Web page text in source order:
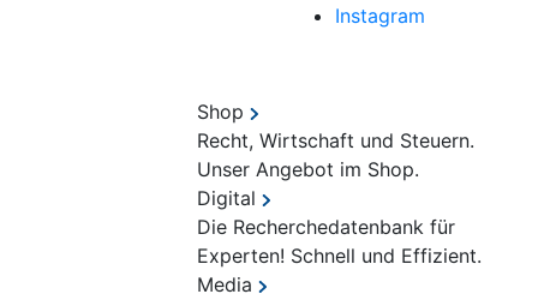
Instagram
Shop
Recht, Wirtschaft und Steuern.
Unser Angebot im Shop.
Digital
Die Recherchedatenbank für
Experten! Schnell und Effizient.
Media